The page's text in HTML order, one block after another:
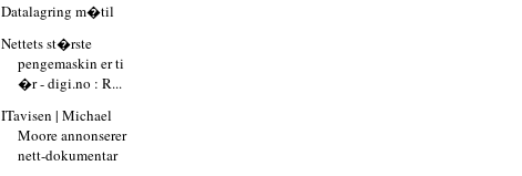
Datalagring m�til
Nettets st�rste
pengemaskin er ti
�r - digi.no : R...
ITavisen | Michael
Moore annonserer
nett-dokumentar